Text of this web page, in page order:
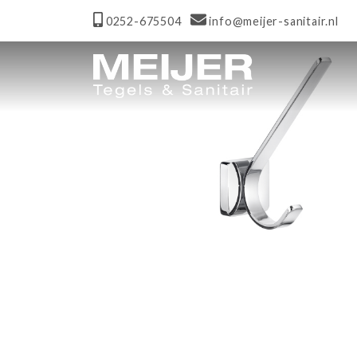
0252-675504 info@meijer-sanitair.nl